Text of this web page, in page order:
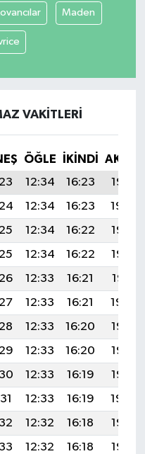
Maden
VAKITLERI
ÖĞLE İKINDI
12:34 16:23
19:35
12:34 16:23
19:34
12:34 16:22
19:33
12:34 16:22
19:32
12:33 16:21
19:31
12:33 16:21
19:29
12:33 16:20
19:28
12:33 16:20
19:27
12:33 16:19
19:26
12:33 16:19
19:24
12:32 16:18
19:23
12:32 16:18
19:22